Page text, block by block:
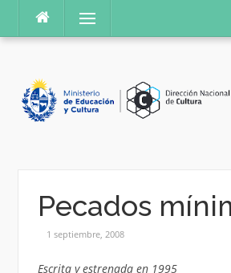
contenido
Menú
Pecados
1 septiembre, 2008
Escrita y estrenada en 1995